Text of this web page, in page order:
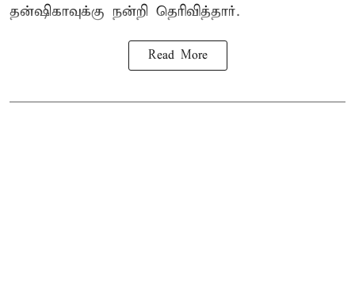
தன்ஷிகாவுக்கு நன்றி தெரிவித்தார்.
Read More